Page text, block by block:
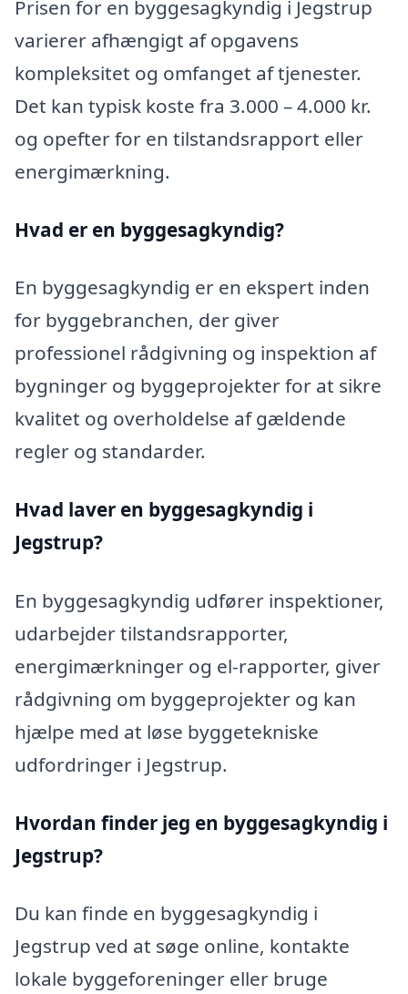
Prisen for en byggesagkyndig i Jegstrup
varierer afhængigt af opgavens
kompleksitet og omfanget af tjenester.
Det kan typisk koste fra 3.000 – 4.000 kr.
og opefter for en tilstandsrapport eller
energimærkning.
Hvad er en byggesagkyndig?
En byggesagkyndig er en ekspert inden
for byggebranchen, der giver
professionel rådgivning og inspektion af
bygninger og byggeprojekter for at sikre
kvalitet og overholdelse af gældende
regler og standarder.
Hvad laver en byggesagkyndig i
Jegstrup?
En byggesagkyndig udfører inspektioner,
udarbejder tilstandsrapporter,
energimærkninger og el-rapporter, giver
rådgivning om byggeprojekter og kan
hjælpe med at løse byggetekniske
udfordringer i Jegstrup.
Hvordan finder jeg en byggesagkyndig i
Jegstrup?
Du kan finde en byggesagkyndig i
Jegstrup ved at søge online, kontakte
lokale byggeforeninger eller bruge